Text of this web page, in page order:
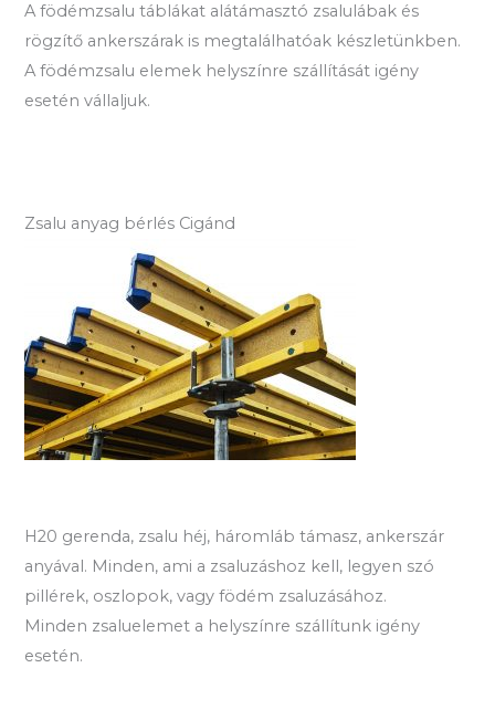
A födémzsalu táblákat alátámasztó zsalulábak és
rögzítő ankerszárak is megtalálhatóak készletünkben.
A födémzsalu elemek helyszínre szállítását igény
esetén vállaljuk.
Zsalu anyag bérlés Cigánd
H20 gerenda, zsalu héj, háromláb támasz, ankerszár
anyával. Minden, ami a zsaluzáshoz kell, legyen szó
pillérek, oszlopok, vagy födém zsaluzásához.
Minden zsaluelemet a helyszínre szállítunk igény
esetén.